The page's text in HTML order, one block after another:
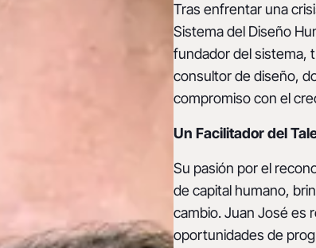
Tras enfrentar una
Sistema del Diseño
fundador del sistema,
consultor de diseño,
compromiso con el
Un Facilitador del
Su pasión por el
de capital humano,
cambio. Juan José es
oportunidades de